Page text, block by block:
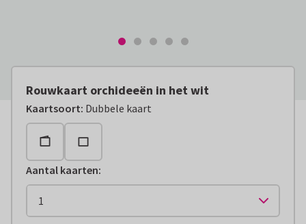
Rouwkaart orchideeën in het wit
Kaartsoort: Dubbele kaart
Aantal kaarten: